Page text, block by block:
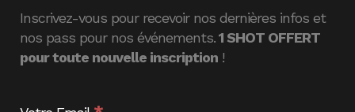
Inscrivez-vous pour recevoir nos dernières infos et
nos pass pour nos événements.1 SHOT OFFERT
pour toute nouvelle inscription !